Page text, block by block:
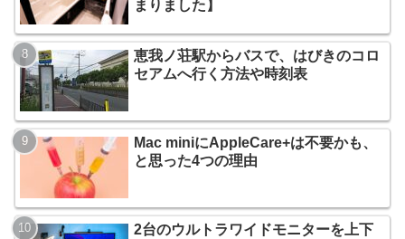
まりました】
恵我ノ荘駅からバスで、はびきのコロ
セアムへ行く方法や時刻表
Mac miniにAppleCare+は不要かも、
と思った4つの理由
2台のウルトラワイドモニターを上下